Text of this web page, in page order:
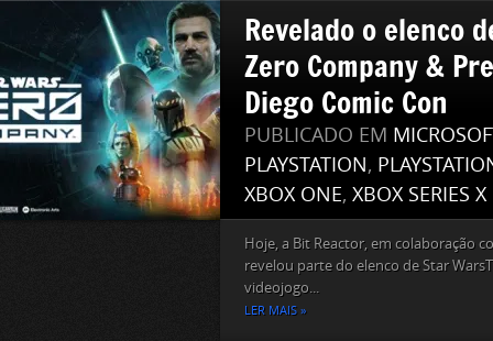
Revelado o elenco
Zero Company &
Diego Comic Con
PUBLICADO EM
PLAYSTATION,
XBOX ONE, XBOX SERIES X
Hoje, a Bit Reactor, em colaboração
revelou parte do elenco de Star
videojogo...
LER MAIS »